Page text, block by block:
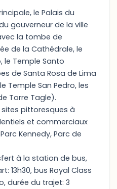
le Palais du
gouverneur de la ville
la tombe de
de la Cathédrale, le
le Temple Santo
de Santa Rosa de Lima
Temple San Pedro, les
Torre Tagle).
pittoresques à
et commerciaux
Kennedy, Parc de
à la station de bus,
13h30, bus Royal Class
durée du trajet: 3